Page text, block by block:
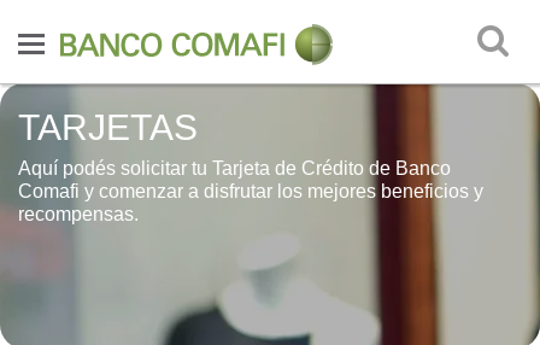
TARJETAS
Aquí podés solicitar tu Tarjeta de Crédito de Banco
Comafi y comenzar a disfrutar los mejores beneficios y
recompensas.